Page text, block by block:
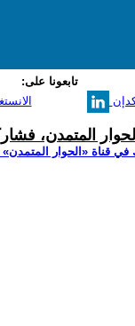
تابعونا على:
المتمدن،
قناة ‫«الحوار المتمدن»